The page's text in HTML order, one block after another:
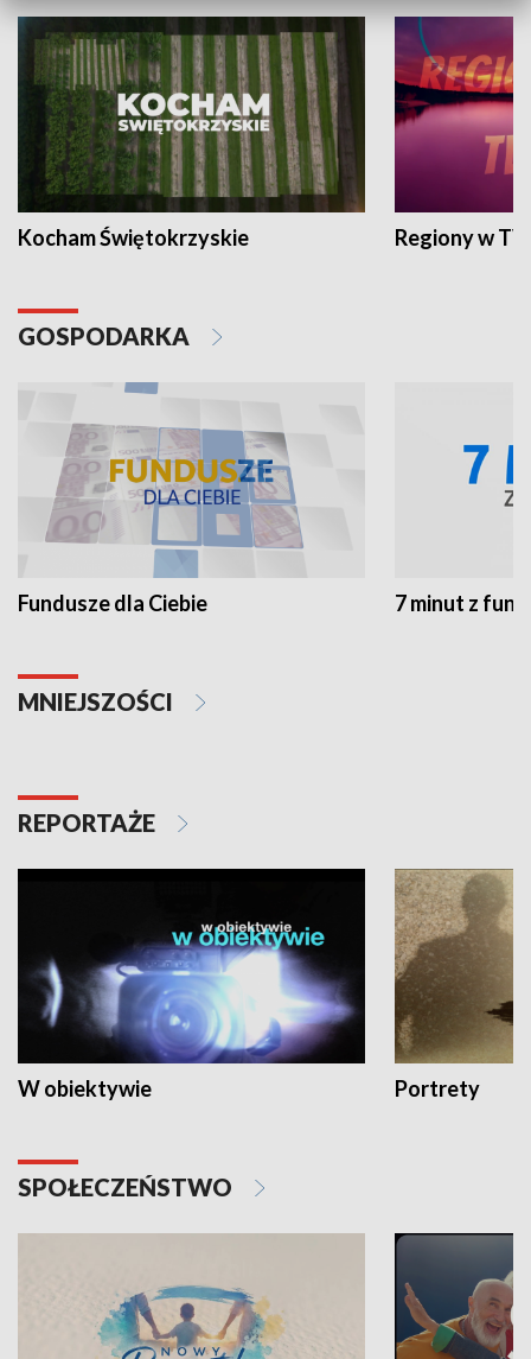
Kocham Świętokrzyskie Regiony w
GOSPODARKA
Fundusze dla Ciebie 7 minut z
MNIEJSZOŚCI
REPORTAŻE
W obiektywie Portrety
SPOŁECZEŃSTWO